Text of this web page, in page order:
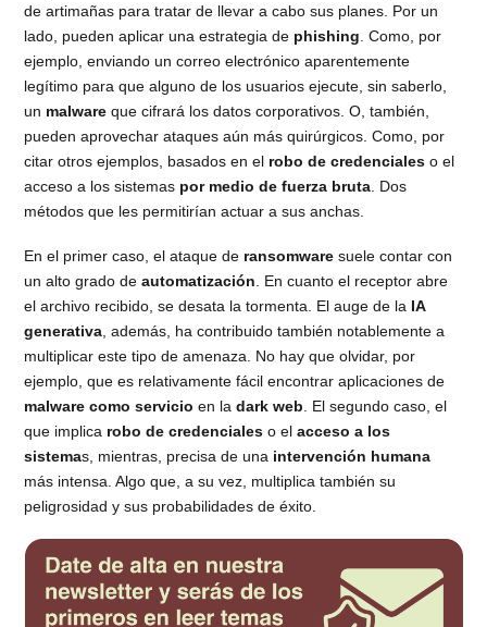
de artimañas para tratar de llevar a cabo sus planes. Por un
lado, pueden aplicar una estrategia de phishing . Como, por
ejemplo, enviando un correo electrónico aparentemente
legítimo para que alguno de los usuarios ejecute, sin saberlo,
un malwareque cifrará los datos corporativos. O, también,
pueden aprovechar ataques aún más quirúrgicos. Como, por
citar otros ejemplos, basados en el robo de credencialeso el
acceso a los sistemas por medio de fuerza bruta . Dos
métodos que les permitirían actuar a sus anchas.
En el primer caso, el ataque de ransomware suele contar con
un alto grado deautomatización . En cuanto el receptor abre
el archivo recibido, se desata la tormenta. El auge de la IA
generativa , además, ha contribuido también notablemente a
multiplicar este tipo de amenaza. No hay que olvidar, por
ejemplo, que es relativamente fácil encontrar aplicaciones de
malware como servicio en ladark web . El segundo caso, el
que implica robo de credenciales o elacceso a los
sistemas, mientras, precisa de una intervención humana
más intensa. Algo que, a su vez, multiplica también su
peligrosidad y sus probabilidades de éxito.